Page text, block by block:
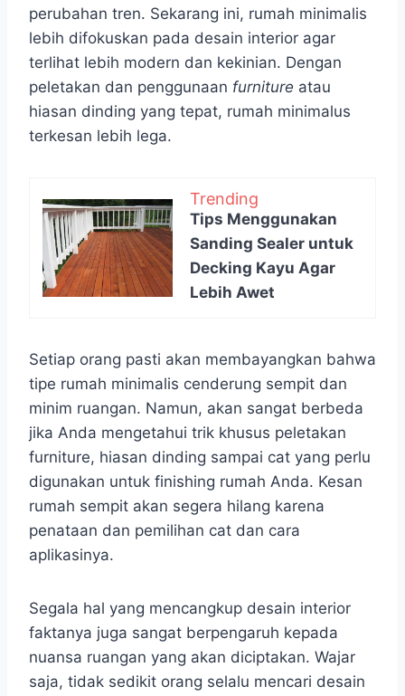
perubahan tren. Sekarang ini, rumah minimalis
lebih difokuskan pada desain interior agar
terlihat lebih modern dan kekinian. Dengan
peletakan dan penggunaan furniture atau
hiasan dinding yang tepat, rumah minimalus
terkesan lebih lega.
Trending
Tips Menggunakan
Sanding Sealer untuk
Decking Kayu Agar
Lebih Awet
Setiap orang pasti akan membayangkan bahwa
tipe rumah minimalis cenderung sempit dan
minim ruangan. Namun, akan sangat berbeda
jika Anda mengetahui trik khusus peletakan
furniture, hiasan dinding sampai cat yang perlu
digunakan untuk finishing rumah Anda. Kesan
rumah sempit akan segera hilang karena
penataan dan pemilihan cat dan cara
aplikasinya.
Segala hal yang mencangkup desain interior
faktanya juga sangat berpengaruh kepada
nuansa ruangan yang akan diciptakan. Wajar
saja, tidak sedikit orang selalu mencari desain